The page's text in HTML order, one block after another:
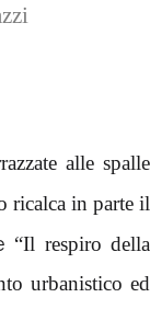
alle spalle
ricalca in parte il
“Il respiro della
urbanistico ed